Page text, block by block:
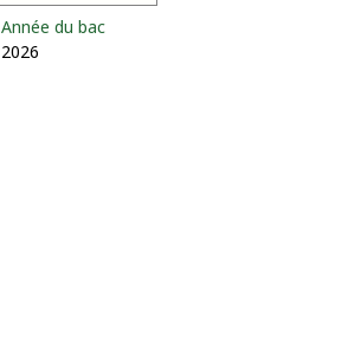
Année du bac
2026